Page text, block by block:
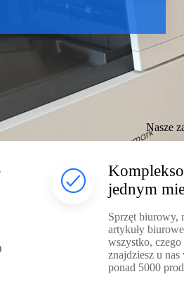
Nasze
jednym
Sprzęt biurowy,
artykuły
wszystko,
znajdziesz u nas
ponad 5000